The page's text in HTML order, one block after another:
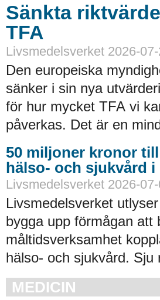
Sänkta
TFA
Livsmedelsverket 2026-
Den europeiska
sänker i sin nya
för hur mycket TFA vi
påverkas. Det är en
50 miljoner kronor
hälso- och sjukvård
Livsmedelsverket 2026-
Livsmedelsverket
bygga upp förmågan att
måltidsverksamhet
hälso- och sjukvård.
MEDICIN